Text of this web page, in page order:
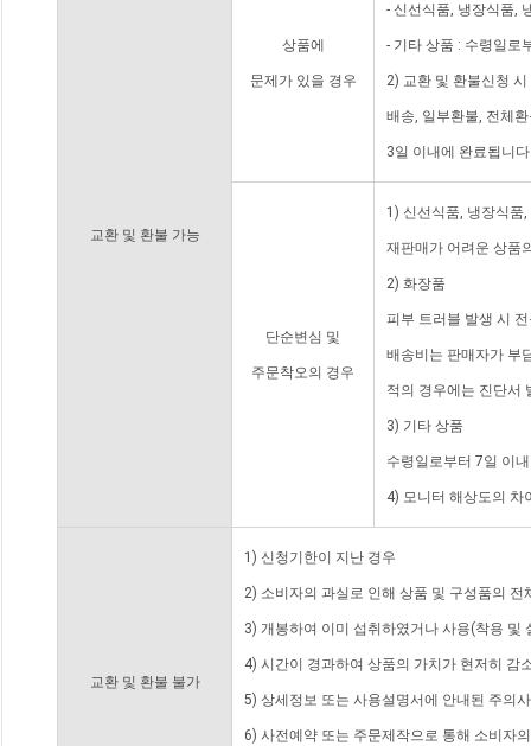
교환 및 환불 가능
상품에
문제가 있을 경우
- 신선식품, 냉장식품,
- 기타 상품 : 수령일로
2) 교환 및 환불신청
배송, 일부환불, 전체
3일 이내에 완료됩니
단순변심 및
주문착오의 경우
1) 신선식품, 냉장식품
재판매가 어려운 상품
2) 화장품
피부 트러블 발생 시
배송비는 판매자가 부
적의 경우에는 진단서
3) 기타 상품
수령일로부터 7일 이
4) 모니터 해상도의 차
교환 및 환불 불가
1) 신청기한이 지난 경우
2) 소비자의 과실로 인해 상품 및 구성품의
3) 개봉하여 이미 섭취하였거나 사용(착용 및
4) 시간이 경과하여 상품의 가치가 현저히 감
5) 상세정보 또는 사용설명서에 안내된 주의
6) 사전예약 또는 주문제작으로 통해 소비자